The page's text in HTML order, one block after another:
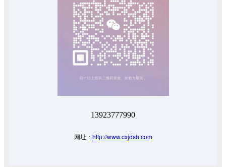
13923777990
网址： http://www.cxjdsb.com